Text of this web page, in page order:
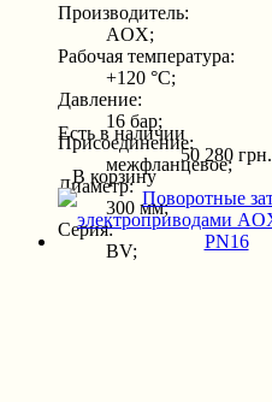
Производитель:
AOX;
Рабочая температура:
+120 °С;
Давление:
16 бар;
Присоединение:
межфланцевое;
Диаметр:
300 мм;
Серия:
BV;
Есть в наличии
50 280 грн.
В корзину